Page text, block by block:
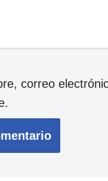
correo